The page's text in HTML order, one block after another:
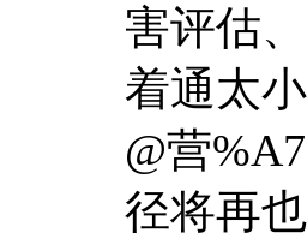
害评估
着通太
@营
径将再